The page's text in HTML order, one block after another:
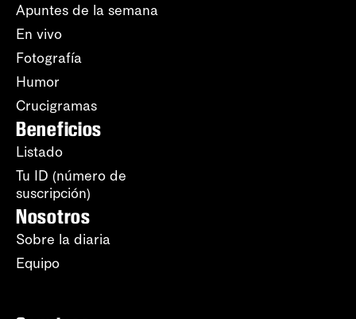
Apuntes de la semana
En vivo
Fotografía
Humor
Crucigramas
Beneficios
Listado
Tu ID (número de
suscripción)
Nosotros
Sobre la diaria
Equipo